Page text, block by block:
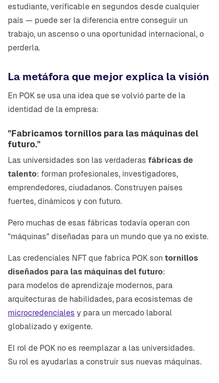
estudiante, verificable en segundos desde cualquier
país — puede ser la diferencia entre conseguir un
trabajo, un ascenso o una oportunidad internacional, o
perderla.
La metáfora que mejor explica la visión
En POK se usa una idea que se volvió parte de la
identidad de la empresa:
"Fabricamos tornillos para las máquinas del
futuro."
Las universidades son las verdaderas fábricas de
talento: forman profesionales, investigadores,
emprendedores, ciudadanos. Construyen países
fuertes, dinámicos y con futuro.
Pero muchas de esas fábricas todavía operan con
"máquinas" diseñadas para un mundo que ya no existe.
Las credenciales NFT que fabrica POK son tornillos
diseñados para las máquinas del futuro:
para modelos de aprendizaje modernos, para
arquitecturas de habilidades, para ecosistemas de
microcredenciales y para un mercado laboral
globalizado y exigente.
El rol de POK no es reemplazar a las universidades.
Su rol es ayudarlas a construir sus nuevas máquinas.